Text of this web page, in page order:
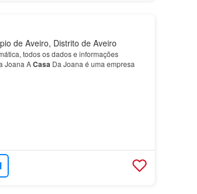
de Aveiro, Distrito de Aveiro
todos os dados e informações
Joana ACasa Da Joana é uma empresa